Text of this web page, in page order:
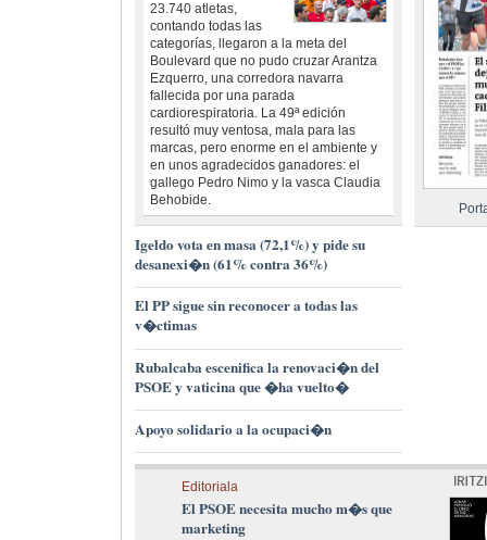
23.740 atletas,
contando todas las
categorías, llegaron a la meta del
Boulevard que no pudo cruzar Arantza
Ezquerro, una corredora navarra
fallecida por una parada
cardiorespiratoria. La 49ª edición
resultó muy ventosa, mala para las
marcas, pero enorme en el ambiente y
en unos agradecidos ganadores: el
gallego Pedro Nimo y la vasca Claudia
Behobide.
Igeldo vota en masa (72,1%) y pide su
desanexi�n (61% contra 36%)
El PP sigue sin reconocer a todas las
v�ctimas
Rubalcaba escenifica la renovaci�n del
PSOE y vaticina que �ha vuelto�
Apoyo solidario a la ocupaci�n
Editoriala
El PSOE necesita mucho m�s que
marketing